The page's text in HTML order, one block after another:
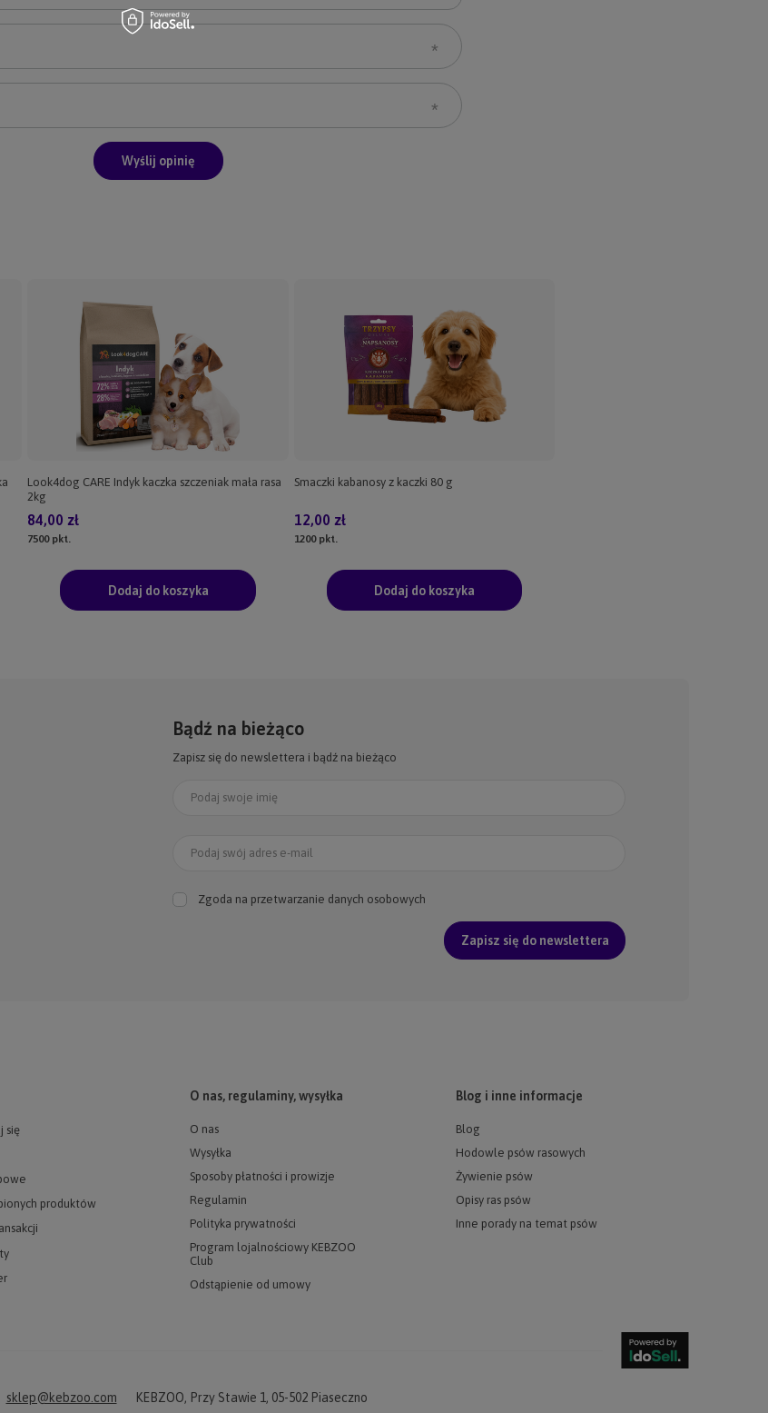
Wyślij opinię
Look4dog CARE Indyk kaczka szczeniak mała rasa
2kg
84,00 zł
7500pkt.
Dodaj do koszyka
Smaczki kabanosy z kaczki 80 g
12,00 zł
1200pkt.
Dodaj do koszyka
Bądź na bieżąco
Zapisz się do newslettera i bądź na bieżąco
Podaj swoje imię
Podaj swój adres e-mail
Zgoda na przetwarzanie danych osobowych
Zapisz się do newslettera
się
produktów
O nas, regulaminy, wysyłka
O nas
Wysyłka
Sposoby płatności i prowizje
Regulamin
Polityka prywatności
Program lojalnościowy KEBZOO
Club
Odstąpienie od umowy
Blog i inne informacje
Blog
Hodowle psów rasowych
Żywienie psów
Opisy ras psów
Inne porady na temat psów
sklep@kebzoo.com KEBZOO, Przy Stawie 1 , 05-502Piaseczno